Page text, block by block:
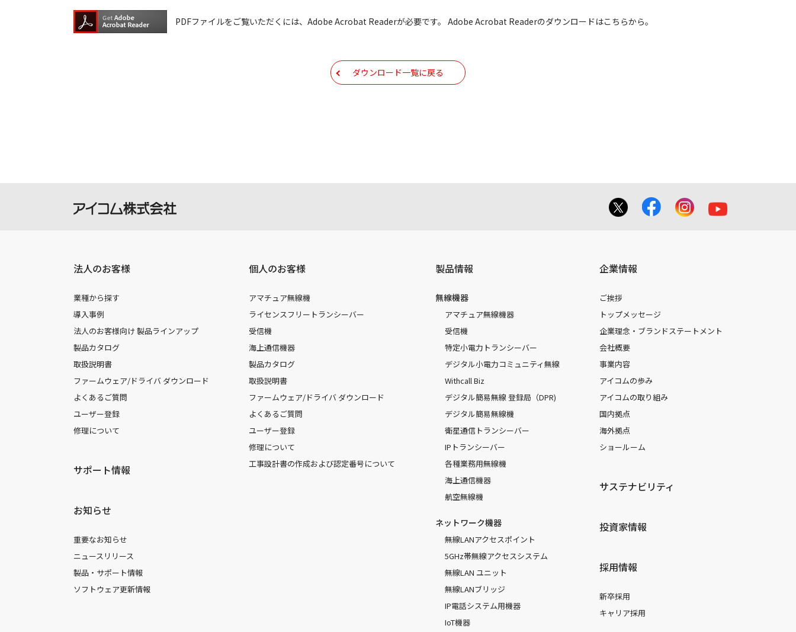
掲載の取扱説明書等は、製品発売当時の内容になっております。内容において、法律、仕様、住所、電話番号などは、現在のものと異なるもの
が含まれている場合があります。ご利用の際は、最新情報を参考にしてください。
取扱説明書の内容は、製品の仕様変更などで予告なく変更される場合があります。本サイトに掲載されている取扱説明書の内容は、お手持ち
の機種に同梱されている取扱説明書や現時点で発売されている機種に同梱されている取扱説明書の内容とは異なる場合がございますのでご了
を負いません。
PDFファイルをご覧いただくには、Adobe Acrobat Readerが必要です。 Adobe Acrobat Readerのダウンロードはこちらから。
ダウンロード一覧に戻る
法人のお客様
業種から探す
導入事例
法人のお客様向け 製品ラインアップ
製品カタログ
取扱説明書
ファームウェア/ドライバ ダウンロード
よくあるご質問
ユーザー登録
修理について
サポート情報
お知らせ
重要なお知らせ
ニュースリリース
製品・サポート情報
ソフトウェア更新情報
個人のお客様
アマチュア無線機
ライセンスフリートランシーバー
受信機
海上通信機器
製品カタログ
取扱説明書
ファームウェア/ドライバ ダウンロード
よくあるご質問
ユーザー登録
修理について
工事設計書の作成および認定番号について
製品情報
無線機器
アマチュア無線機器
受信機
特定小電力トランシーバー
デジタル小電力コミュニティ無線
Withcall Biz
デジタル簡易無線 登録局（DPR)
デジタル簡易無線機
衛星通信トランシーバー
IPトランシーバー
各種業務用無線機
海上通信機器
航空無線機
ネットワーク機器
無線LANアクセスポイント
5GHz帯無線アクセスシステム
無線LAN ユニット
無線LANブリッジ
IP電話システム用機器
IoT機器
企業情報
ご挨拶
トップメッセージ
企業理念・ブランドステートメント
会社概要
事業内容
アイコムの歩み
アイコムの取り組み
国内拠点
海外拠点
ショールーム
サステナビリティ
投資家情報
採用情報
新卒採用
キャリア採用